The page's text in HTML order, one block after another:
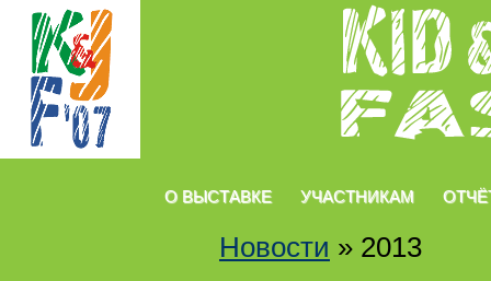
О ВЫСТАВКЕ УЧАСТНИКАМ
Новости » 2013